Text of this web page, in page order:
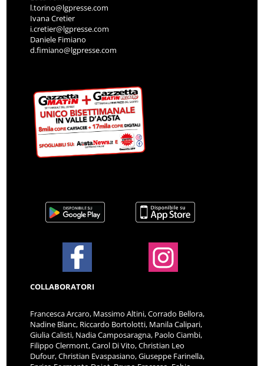
l.torino@lgpresse.com
Ivana Cretier
i.cretier@lgpresse.com
Daniele Fimiano
d.fimiano@lgpresse.com
COLLABORATORI
Francesca Arcaro, Massimo Altini, Corrado Bellora,
Nadine Blanc, Riccardo Bortolotti, Manila Calipari,
Giulia Calisti, Nadia Camposaragna, Paolo Ciambi,
Filippo Clermont, Carol Di Vito, Christian Leo
Dufour, Christian Evaspasiano, Giuseppe Farinella,